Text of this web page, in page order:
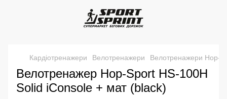
Кардіотренажери Велотренажери Велотренажери Hop-
Велотренажер Hop-Sport HS-100H
Solid iConsole + мат (black)